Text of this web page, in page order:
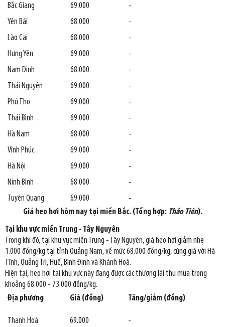
Bắc Giang
69.000
-
Yên Bái
68.000
-
Lào Cai
68.000
-
Hưng Yên
69.000
-
Nam Định
68.000
-
Thái Nguyên
69.000
-
Phú Thọ
69.000
-
Thái Bình
69.000
-
Hà Nam
68.000
-
Vĩnh Phúc
69.000
-
Hà Nội
69.000
-
Ninh Bình
68.000
-
Tuyên Quang
69.000
-
Giá heo hơi hôm nay tại miền Bắc. (Tổng hợp: Thảo Tiên).
Tại khu vực miền Trung - Tây Nguyên
Trong khi đó, tại khu vực miền Trung - Tây Nguyên, giá heo hơi giảm nhẹ
1.000 đồng/kg tại tỉnh Quảng Nam, về mức 68.000 đồng/kg, cùng giá với Hà
Tĩnh, Quảng Trị, Huế, Bình Định và Khánh Hoà.
Hiện tại, heo hơi tại khu vực này đang được các thương lái thu mua trong
khoảng 68.000 - 73.000 đồng/kg.
Địa phương
Giá (đồng) Tăng/giảm (đồng)
Thanh Hoá 69.000 -